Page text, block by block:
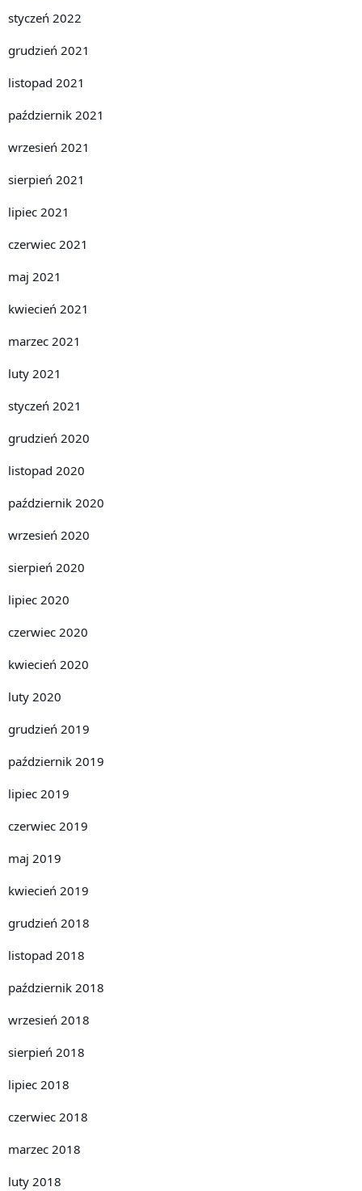
styczeń 2022
grudzień 2021
listopad 2021
październik 2021
wrzesień 2021
sierpień 2021
lipiec 2021
czerwiec 2021
maj 2021
kwiecień 2021
marzec 2021
luty 2021
styczeń 2021
grudzień 2020
listopad 2020
październik 2020
wrzesień 2020
sierpień 2020
lipiec 2020
czerwiec 2020
kwiecień 2020
luty 2020
grudzień 2019
październik 2019
lipiec 2019
czerwiec 2019
maj 2019
kwiecień 2019
grudzień 2018
listopad 2018
październik 2018
wrzesień 2018
sierpień 2018
lipiec 2018
czerwiec 2018
marzec 2018
luty 2018